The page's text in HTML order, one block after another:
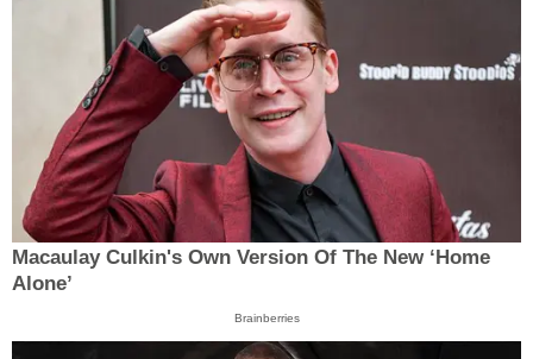
Macaulay Culkin's Own Version Of The New ‘Home
Alone’
Brainberries